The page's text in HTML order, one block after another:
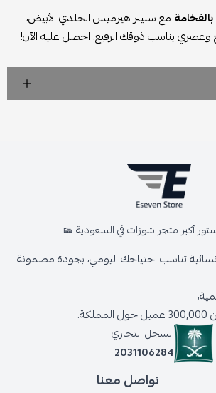
مع سليبر هيرميس الجلدي الأبيض،
يناسب ذوقك الرفيع. احصل عليه الآن!
أكبر متجر شوزات في السعودية 👟
تناسب احتياجك اليومي، بجودة مضمونة
السجل التجاري
2031106284
تواصل معنا